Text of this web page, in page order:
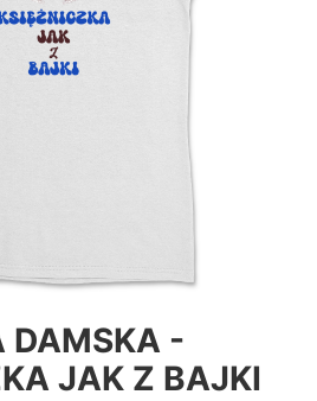
DAMSKA -
JAK Z BAJKI